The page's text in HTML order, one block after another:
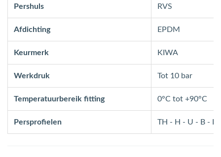
Pershuls RVS
Afdichting EPDM
Keurmerk KIWA
Werkdruk Tot 10 bar
Temperatuurbereik fitting 0°C tot +90°C
Persprofielen TH - H - U - B - F